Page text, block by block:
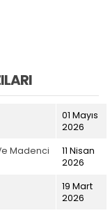
01 Mayıs
2026
Madenci
11 Nisan
2026
19 Mart
2026